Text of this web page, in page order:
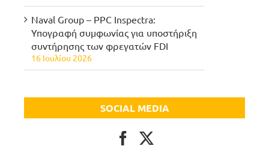
Naval Group – PPC Inspectra:
Υπογραφή συμφωνίας για υποστήριξη
συντήρησης των φρεγατών FDI
16 Ιουλίου 2026
SOCIAL MEDIA